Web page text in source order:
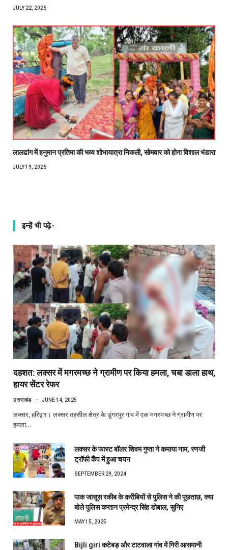
JULY 22, 2026
लालढांग में हनुमान प्रतिमा की भव्य शोभायात्रा निकली, सोमवार को होगा विशाल भंडारा
JULY 19, 2026
इन्हें भी पढ़े-
दहशत: लक्सर में मगरमच्छ ने ग्रामीण पर किया हमला, चबा डाला हाथ,
हायर सेंटर रेफर
उत्तराखंड JUNE 14, 2025
लक्सर, हरिद्वार। लक्सर तहसील क्षेत्र के डूंगरपुर गांव में एक मगरमच्छ ने ग्रामीण पर
हमला…
लक्सर के फास्ट बॉलर शिवम गुप्ता ने कमाया नाम, रणजी
ट्रॉफी कैंप में हुआ चयन
SEPTEMBER 29, 2024
पाक जासूस रकीब के करीबियों से पुलिस ने की पूछताछ, क्या
बोले पुलिस कप्तान प्रमेन्द्र सिंह डोबाल, सुनिए
MAY 15, 2025
Bijli giri कटेबड़ और टाटवाला गांव में गिरी आसमानी